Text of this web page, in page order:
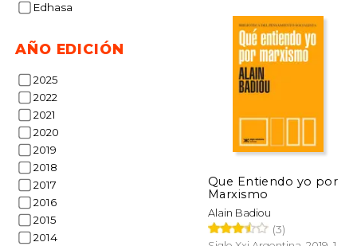
Edhasa
AÑO EDICIÓN
2025
2022
2021
2020
2019
2018
2017
2016
2015
2014
15%
dcto.
Que Entiendo yo por
Marxismo
Alain Badiou
(3)